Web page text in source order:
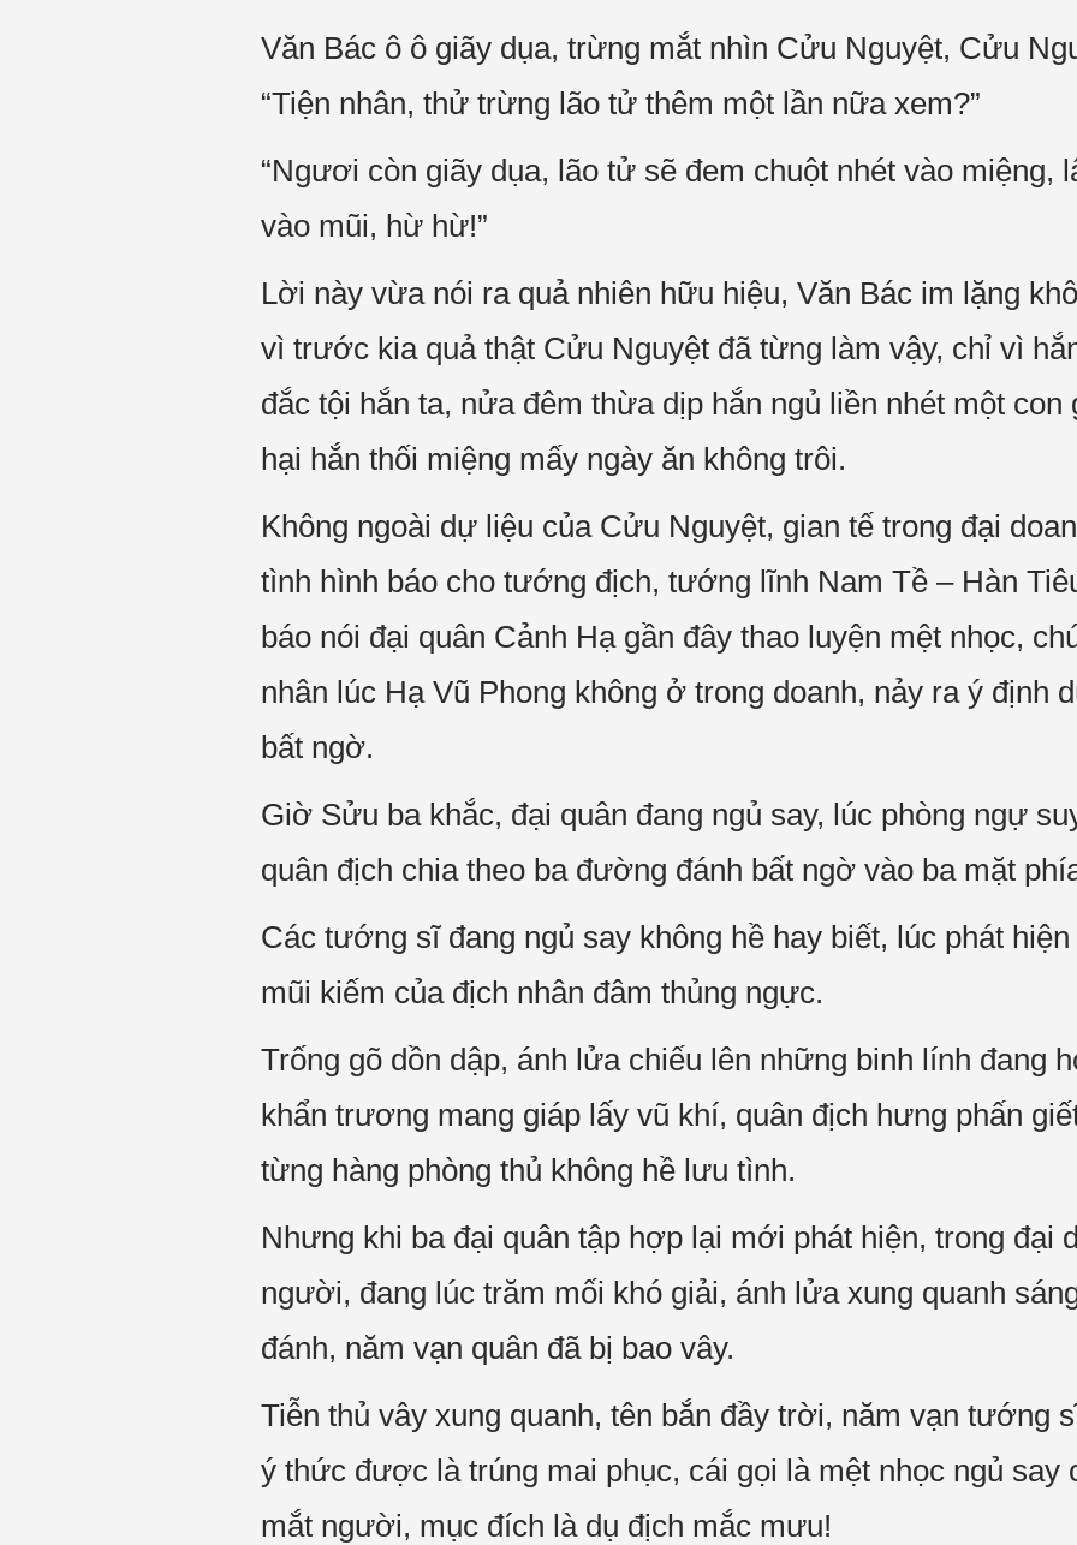
Văn Bác ô ô giãy dụa, trừng mắt nhìn Cửu Nguyệt, Cửu
“Tiện nhân, thử trừng lão tử thêm một lần nữa xem?”
“Ngươi còn giãy dụa, lão tử sẽ đem chuột nhét vào miệng,
vào mũi, hừ hừ!”
Lời này vừa nói ra quả nhiên hữu hiệu, Văn Bác im lặng
vì trước kia quả thật Cửu Nguyệt đã từng làm vậy, chỉ vì
đắc tội hắn ta, nửa đêm thừa dịp hắn ngủ liền nhét một con
hại hắn thối miệng mấy ngày ăn không trôi.
Không ngoài dự liệu của Cửu Nguyệt, gian tế trong đại
tình hình báo cho tướng địch, tướng lĩnh Nam Tề – Hàn
báo nói đại quân Cảnh Hạ gần đây thao luyện mệt nhọc,
nhân lúc Hạ Vũ Phong không ở trong doanh, nảy ra ý định
bất ngờ.
Giờ Sửu ba khắc, đại quân đang ngủ say, lúc phòng ngự
quân địch chia theo ba đường đánh bất ngờ vào ba mặt
Các tướng sĩ đang ngủ say không hề hay biết, lúc phát
mũi kiếm của địch nhân đâm thủng ngực.
Trống gõ dồn dập, ánh lửa chiếu lên những binh lính đang
khẩn trương mang giáp lấy vũ khí, quân địch hưng phấn
từng hàng phòng thủ không hề lưu tình.
Nhưng khi ba đại quân tập hợp lại mới phát hiện, trong đại
người, đang lúc trăm mối khó giải, ánh lửa xung quanh
đánh, năm vạn quân đã bị bao vây.
Tiễn thủ vây xung quanh, tên bắn đầy trời, năm vạn tướng
ý thức được là trúng mai phục, cái gọi là mệt nhọc ngủ say
mắt người, mục đích là dụ địch mắc mưu!